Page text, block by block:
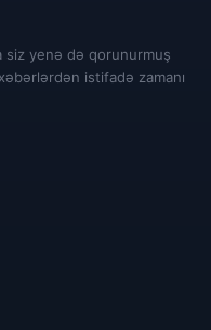
siz yenə də qorunurmuş
istifadə zamanı